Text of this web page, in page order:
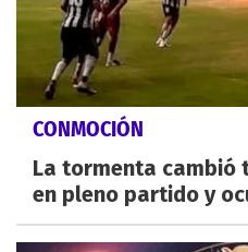
CONMOCIÓN
La tormenta cambió
en pleno partido y